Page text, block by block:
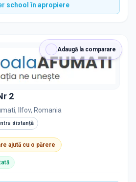
school în apropiere
Adaugă la comparare
2
Ilfov, Romania
distanță
ajută cu o părere